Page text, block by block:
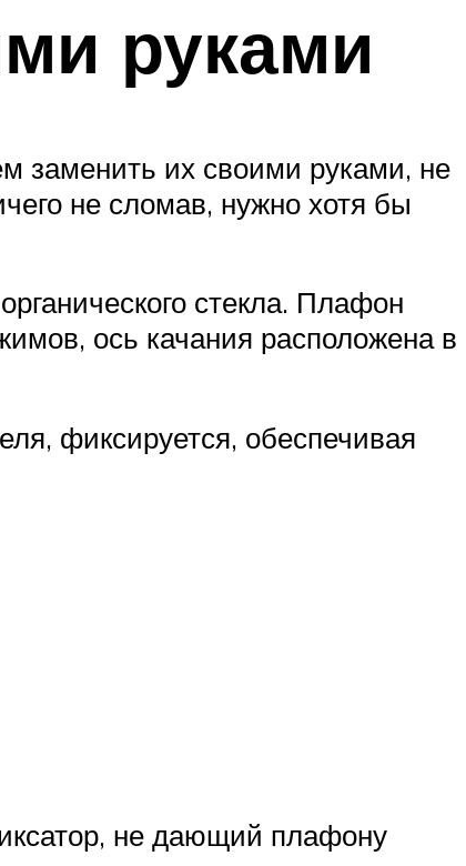
руками
заменить их своими руками, не
не сломав, нужно хотя бы
стекла. Плафон
ось качания расположена в
фиксируется, обеспечивая
не дающий плафону